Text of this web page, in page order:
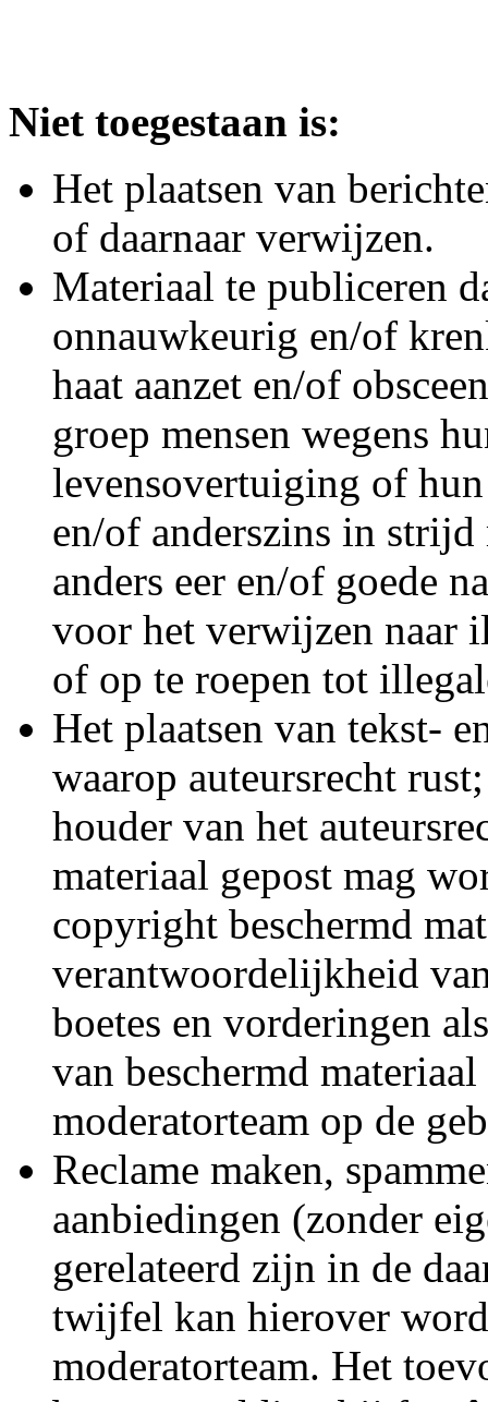
Niet toegestaan is:
Het plaatsen van
of daarnaar verwijzen.
Materiaal te publiceren
onnauwkeurig en/of
haat aanzet en/of
groep mensen wegens
levensovertuiging of
en/of anderszins in
anders eer en/of goede
voor het verwijzen naar
of op te roepen tot
Het plaatsen van tekst-
waarop auteursrecht
houder van het
materiaal gepost mag
copyright beschermd
verantwoordelijkheid
boetes en vorderingen
van beschermd
moderatorteam op de
Reclame maken,
aanbiedingen (zonder
gerelateerd zijn in de
twijfel kan hierover
moderatorteam. Het